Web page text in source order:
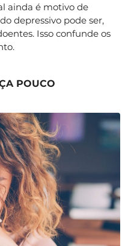
ainda é motivo de
depressivo pode ser,
Isso confunde os
POUCO